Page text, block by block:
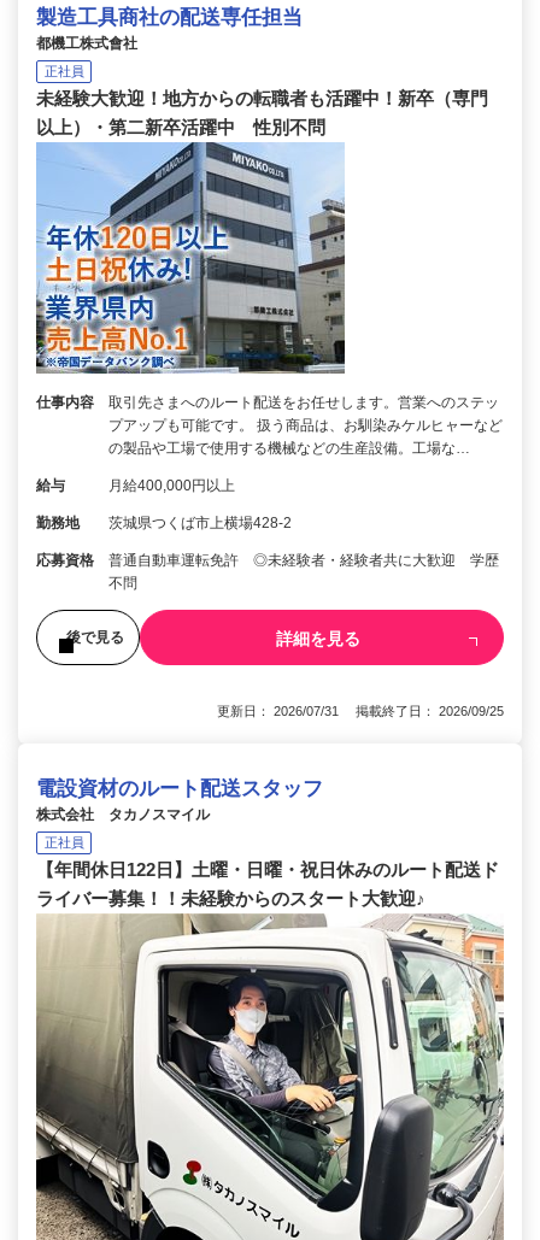
製造工具商社の配送専任担当
都機工株式會社
正社員
未経験大歓迎！地方からの転職者も活躍中！新卒（専門
以上）・第二新卒活躍中 性別不問
仕事内容
取引先さまへのルート配送をお任せします。営業へのステッ
プアップも可能です。 扱う商品は、お馴染みケルヒャーなど
の製品や工場で使用する機械などの生産設備。工場な…
給与 月給400,000円以上
勤務地 茨城県つくば市上横場428-2
応募資格
普通自動車運転免許 ◎未経験者・経験者共に大歓迎 学歴
不問
後で見る 詳細を見る
更新日： 2026/07/31 掲載終了日： 2026/09/25
電設資材のルート配送スタッフ
株式会社 タカノスマイル
正社員
【年間休日122日】土曜・日曜・祝日休みのルート配送ド
ライバー募集！！未経験からのスタート大歓迎♪